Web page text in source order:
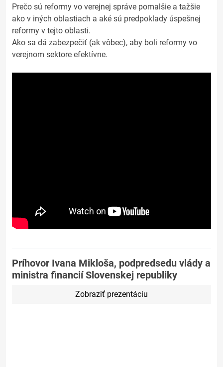
Prečo sú reformy vo verejnej správe pomalšie a tažšie
ako v iných oblastiach a aké sú predpoklady úspešnej
reformy v tejto oblasti.
Ako sa dá zabezpečiť (ak vôbec), aby boli reformy vo
verejnom sektore efektívne.
Príhovor Ivana Mikloša, podpredsedu vlády a
ministra financií Slovenskej republiky
Zobraziť prezentáciu